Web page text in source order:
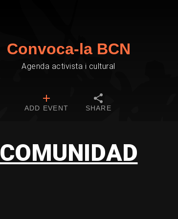
Convoca-la BCN
Agenda activista i cultural
ADD EVENT SHARE
COMUNIDAD